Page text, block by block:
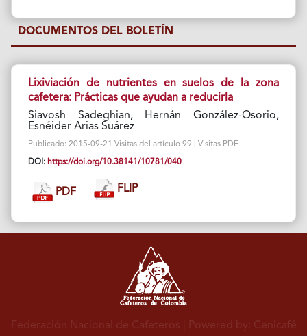
DOCUMENTOS DEL BOLETÍN
Lixiviación de nutrientes en suelos de la zona
cafetera: Prácticas que ayudan a reducirla
Siavosh Sadeghian, Hernán González-Osorio,
Esnéider Arias Suárez
Publicado: 2015-09-21 Visitas del artículo 99 | Visitas PDF
DOI: https://doi.org/10.38141/10781/040
PDF FLIP
Federación Nacional de Cafeteros | Powered by: Cenicafé